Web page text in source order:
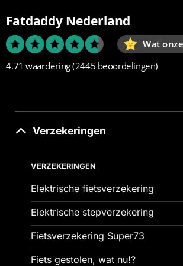
Fatdaddy Nederland
Wat
4.71 waardering(2445 beoordelingen)
Verzekeringen
VERZEKERINGEN
Elektrische fietsverzekering
Elektrische stepverzekering
Fietsverzekering Super73
Fiets gestolen, wat nu!?